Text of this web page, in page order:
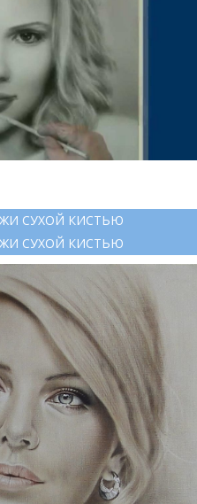
СУХОЙ КИСТЬЮ
СУХОЙ КИСТЬЮ